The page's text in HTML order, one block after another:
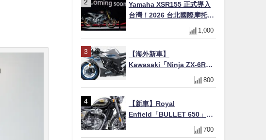
Yamaha XSR155 正式導入
台灣！2026 台北國際摩托車
展亮相，70 週年紀念版
YZF-R 系列限量追加販售
1,000
【海外新車】
Kawasaki「Ninja ZX-6R」
2027年式北美發表！636cc
四缸×銀河銀/暮光藍新色
美元起
800
【新車】Royal
Enfield「BULLET 650」8
月27日日本發售（98萬日圓
～）！648cc空冷並列雙缸×
700